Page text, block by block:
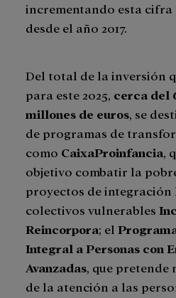
incrementando esta cifra
desde el año 2017.
Del total de la inversión
para este 2025, cerca del
millones de euros, se
de programas de
como CaixaProinfancia,
objetivo combatir la
proyectos de
colectivos vulnerables
Reincorpora; el
Integral a Personas con
Avanzadas, que pretende
de la atención a las